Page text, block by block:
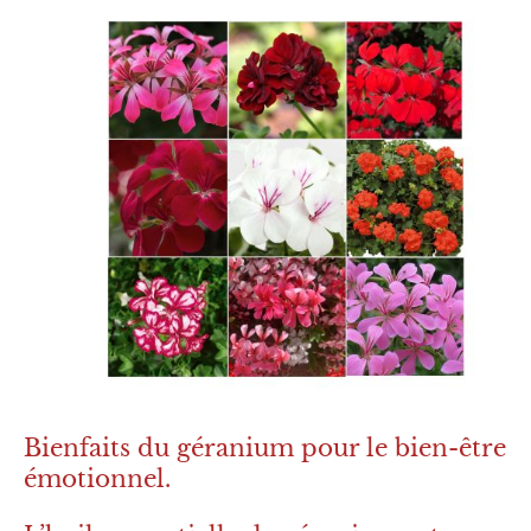
Bienfaits du géranium pour le bien-être
émotionnel.